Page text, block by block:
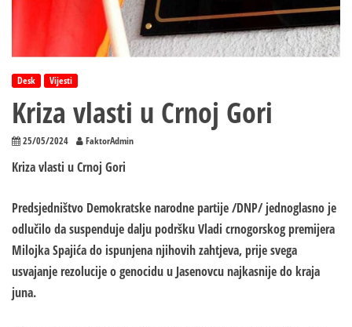
Desk Vijesti
Kriza vlasti u Crnoj Gori
25/05/2024 FaktorAdmin
Kriza vlasti u Crnoj Gori
Predsjedništvo Demokratske narodne partije /DNP/ jednoglasno je
odlučilo da suspenduje dalju podršku Vladi crnogorskog premijera
Milojka Spajića do ispunjena njihovih zahtjeva, prije svega
usvajanje rezolucije o genocidu u Jasenovcu najkasnije do kraja
juna.